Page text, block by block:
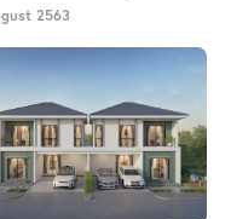
ง' ในอนาคต
กู้บ้านและคอนโดแบบ
2563